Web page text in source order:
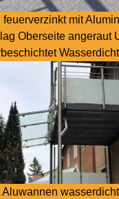
mit
Oberseite angeraut
Wasserdicht
Aluwannen wasserdicht